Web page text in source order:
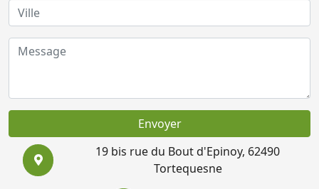
Envoyer
19 bis rue du Bout d'Epinoy, 62490
Tortequesne